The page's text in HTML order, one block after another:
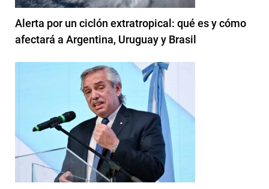
Alerta por un ciclón extratropical: qué es y cómo
afectará a Argentina, Uruguay y Brasil